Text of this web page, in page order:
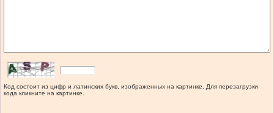
Код состоит из цифр и латинских букв, изображенных на картинке. Для перезагрузки
кода кликните на картинке.